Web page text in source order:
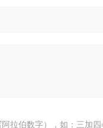
拉伯数字），如：三加四